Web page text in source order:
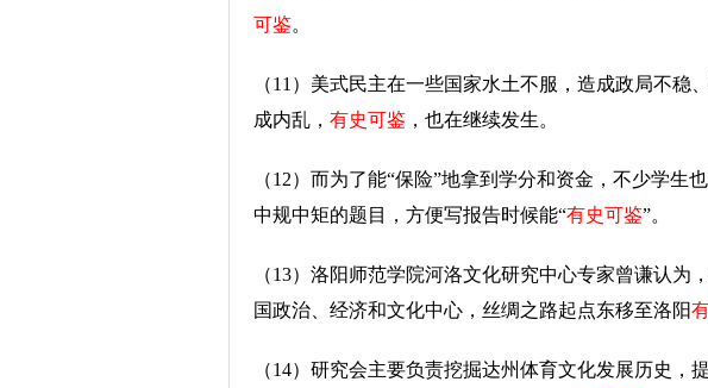
可鉴。
（11）美式民主在一些国家水土不服，造成政局不稳
成内乱， 有史可鉴 ，也在继续发生。
（12）而为了能“保险”地拿到学分和资金，不少学生
中规中矩的题目，方便写报告时候能“有史可鉴”。
（13）洛阳师范学院河洛文化研究中心专家曾谦认为
国政治、经济和文化中心，丝绸之路起点东移至洛阳
（14）研究会主要负责挖掘达州体育文化发展历史，